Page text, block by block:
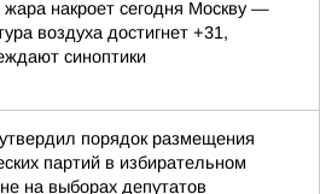
накроет сегодня Москву —
воздуха достигнет +31,
синоптики
порядок размещения
партий в избирательном
на выборах депутатов